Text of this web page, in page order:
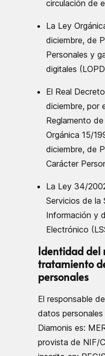
circulación de
La Ley
diciembre, de
Personales y
digitales
El Real
diciembre, por
Reglamento
Orgánica 15/
diciembre, de
Carácter
La Ley 34/
Servicios de la
Información y
Electrónico
Identidad del
tratamiento
personales
El responsable
datos
Diamonis es:
provista de NIF/